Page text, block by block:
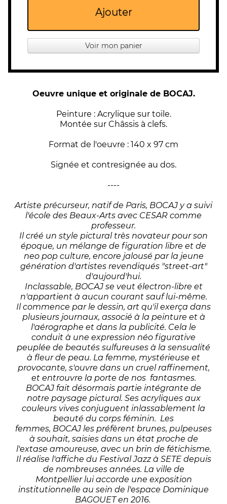
Ajouter
Voir mon panier
Oeuvre unique et originale de BOCAJ.
Peinture : Acrylique sur toile.
Montée sur Châssis à clefs.
Format de l'oeuvre : 140 x 97 cm
Signée et contresignée au dos.
----
Artiste précurseur, natif de Paris, BOCAJ y a suivi
l'école des Beaux-Arts avec CESAR comme
professeur.
Il créé un style pictural très novateur pour son
époque, un mélange de figuration libre et de
neo pop culture, encore jalousé par la jeune
génération d'artistes revendiqués "street-art"
d'aujourd'hui.
Inclassable, BOCAJ se veut électron-libre et
n'appartient à aucun courant sauf lui-même.
Il commence par le dessin, art qu'il exerça dans
plusieurs journaux, associé à la peinture et à
l'aérographe et dans la publicité. Cela le
conduit à une expression néo figurative
peuplée de beautés sulfureuses à la sensualité
à fleur de peau. La femme, mystérieuse et
provocante, s'ouvre dans un cruel raffinement,
et entrouvre la porte de nos fantasmes.
BOCAJ fait désormais partie intégrante de
notre paysage pictural. Ses acryliques aux
couleurs vives conjuguent inlassablement la
beauté du corps féminin. Les
femmes, BOCAJ les préfèrent brunes, pulpeuses
à souhait, saisies dans un état proche de
l'extase amoureuse, avec un brin de fétichisme.
Il réalise l'affiche du Festival Jazz à SETE depuis
de nombreuses années. La ville de
Montpellier lui accorde une exposition
institutionnelle au sein de l'espace Dominique
BAGOUET en 2016.